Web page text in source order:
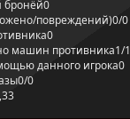
бронёй0
повреждений)0/0
0
машин противника1/1
данного игрока0
0/0